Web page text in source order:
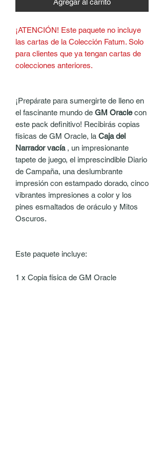
Agregar al carrito
¡ATENCIÓN! Este paquete no incluye
las cartas de la Colección Fatum. Solo
para clientes que ya tengan cartas de
colecciones anteriores.
¡Prepárate para sumergirte de lleno en
el fascinante mundo de GM Oraclecon
este pack definitivo! Recibirás copias
físicas de GM Oracle, la Caja del
Narrador vacía, un impresionante
tapete de juego, el imprescindible Diario
de Campaña, una deslumbrante
impresión con estampado dorado, cinco
vibrantes impresiones a color y los
pines esmaltados de oráculo y Mitos
Oscuros.
Este paquete incluye:
1 x Copia física de GM Oracle